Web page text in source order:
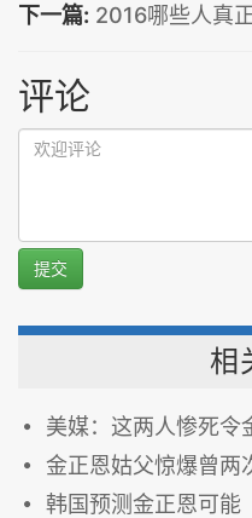
下一篇: 2016哪些人真
评论
提交
相
美媒：这两人惨死令金
金正恩姑父惊爆曾两
韩国预测金正恩可能